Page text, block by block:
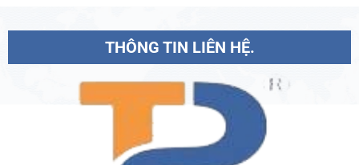
THÔNG TIN LIÊN HỆ.